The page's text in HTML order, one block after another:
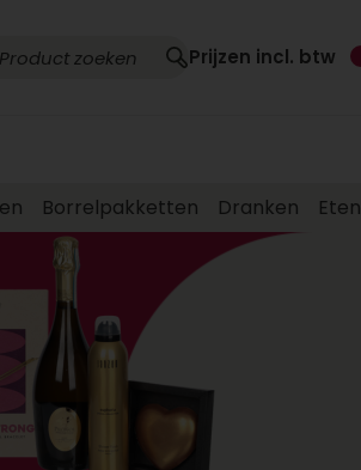
Prijzen incl. btw
Borrelpakketten Dranken Eten